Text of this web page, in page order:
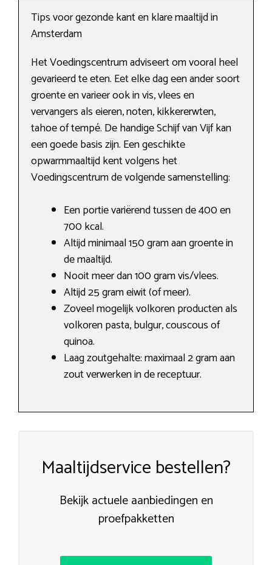
Tips voor gezonde kant en klare maaltijd in
Amsterdam
Het Voedingscentrum adviseert om vooral heel
gevarieerd te eten. Eet elke dag een ander soort
groente en varieer ook in vis, vlees en
vervangers als eieren, noten, kikkererwten,
tahoe of tempé. De handige Schijf van Vijf kan
een goede basis zijn. Een geschikte
opwarmmaaltijd kent volgens het
Voedingscentrum de volgende samenstelling:
Een portie variërend tussen de 400 en
700 kcal.
Altijd minimaal 150 gram aan groente in
de maaltijd.
Nooit meer dan 100 gram vis/vlees.
Altijd 25 gram eiwit (of meer).
Zoveel mogelijk volkoren producten als
volkoren pasta, bulgur, couscous of
quinoa.
Laag zoutgehalte: maximaal 2 gram aan
zout verwerken in de receptuur.
Maaltijdservice bestellen?
Bekijk actuele aanbiedingen en
proefpakketten